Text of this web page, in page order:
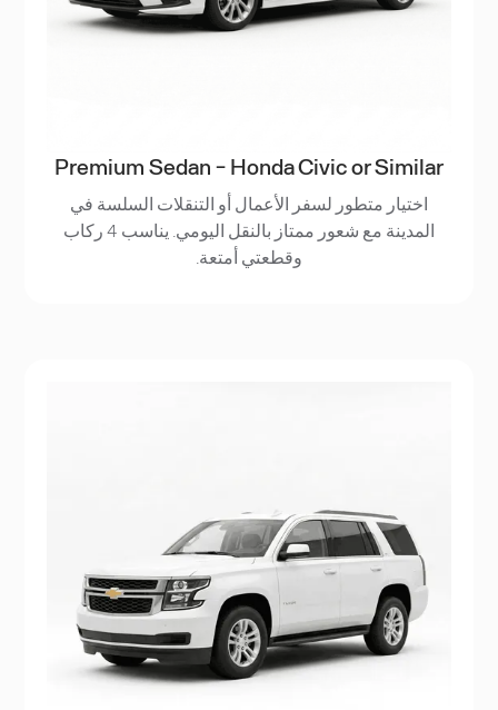
Premium Sedan - Honda Civic or Similar
اختيار متطور لسفر الأعمال أو التنقلات السلسة في
المدينة مع شعور ممتاز بالنقل اليومي. يناسب 4 ركاب
وقطعتي أمتعة.